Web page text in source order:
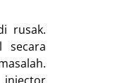
rusak.
secara